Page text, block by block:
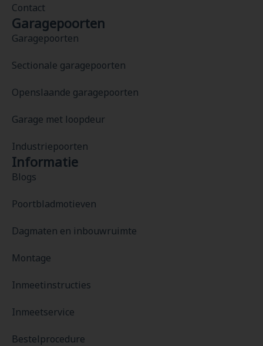
Contact
Garagepoorten
Garagepoorten
Sectionale garagepoorten
Openslaande garagepoorten
Garage met loopdeur
Industriepoorten
Informatie
Blogs
Poortbladmotieven
Dagmaten en inbouwruimte
Montage
Inmeetinstructies
Inmeetservice
Bestelprocedure